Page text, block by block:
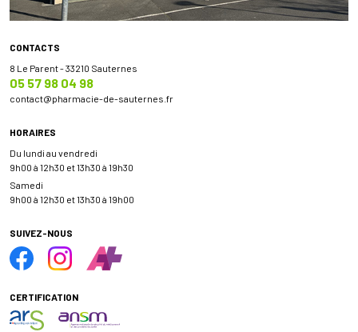
CONTACTS
8 Le Parent - 33210 Sauternes
05 57 98 04 98
contact@pharmacie-de-sauternes.fr
HORAIRES
Du lundi au vendredi
9h00 à 12h30 et 13h30 à 19h30
Samedi
9h00 à 12h30 et 13h30 à 19h00
SUIVEZ-NOUS
CERTIFICATION